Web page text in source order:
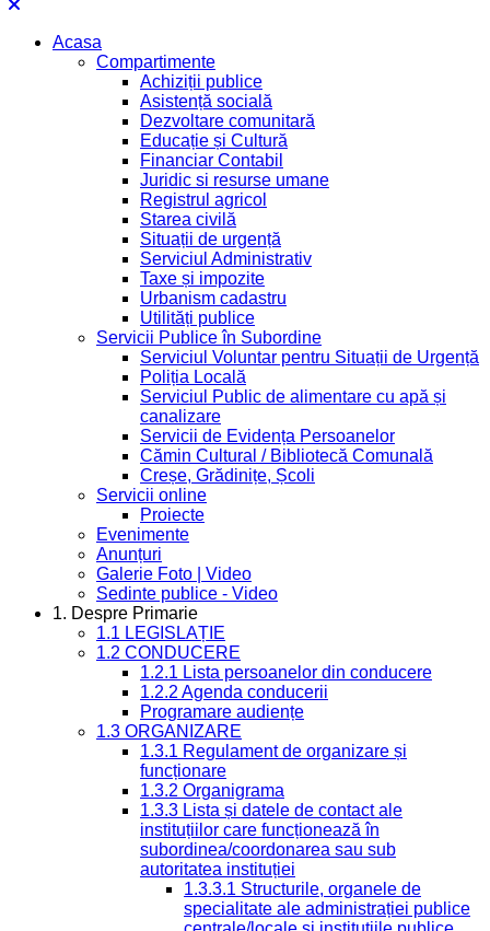
Acasa
Compartimente
Achiziții publice
Asistență socială
Dezvoltare comunitară
Educație și Cultură
Financiar Contabil
Juridic si resurse umane
Registrul agricol
Starea civilă
Situații de urgență
Serviciul Administrativ
Taxe și impozite
Urbanism cadastru
Utilități publice
Servicii Publice în Subordine
Serviciul Voluntar pentru Situații de Urgență
Poliția Locală
Serviciul Public de alimentare cu apă și
canalizare
Servicii de Evidența Persoanelor
Cămin Cultural / Bibliotecă Comunală
Creșe, Grădinițe, Școli
Servicii online
Proiecte
Evenimente
Anunțuri
Galerie Foto | Video
Sedinte publice - Video
1. Despre Primarie
1.1 LEGISLAȚIE
1.2 CONDUCERE
1.2.1 Lista persoanelor din conducere
1.2.2 Agenda conducerii
Programare audiențe
1.3 ORGANIZARE
1.3.1 Regulament de organizare și
funcționare
1.3.2 Organigrama
1.3.3 Lista și datele de contact ale
instituțiilor care funcționează în
subordinea/coordonarea sau sub
autoritatea instituției
1.3.3.1 Structurile, organele de
specialitate ale administrației publice